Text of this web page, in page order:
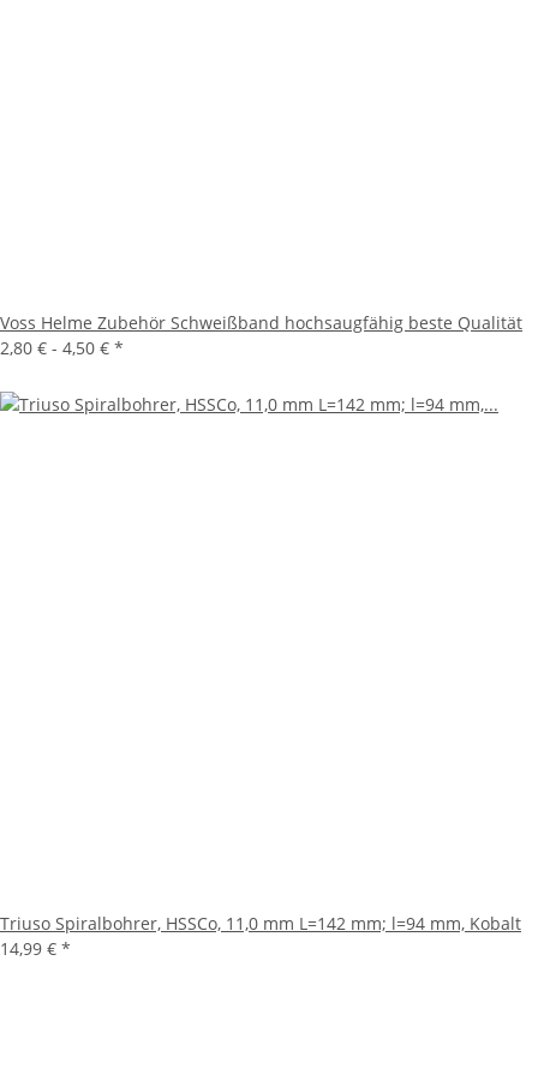
Voss Helme Zubehör Schweißband hochsaugfähig beste Qualität
2,80 € - 4,50 € *
Triuso Spiralbohrer, HSSCo, 11,0 mm L=142 mm; l=94 mm, Kobalt
14,99 € *